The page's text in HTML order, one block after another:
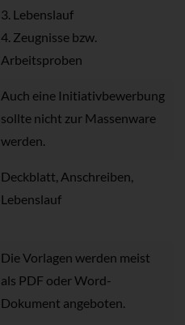
3. Lebenslauf
4. Zeugnisse bzw.
Arbeitsproben
Auch eine Initiativbewerbung
sollte nicht zur Massenware
werden.
Deckblatt, Anschreiben,
Lebenslauf
Die Vorlagen werden meist
als PDF oder Word-
Dokument angeboten.